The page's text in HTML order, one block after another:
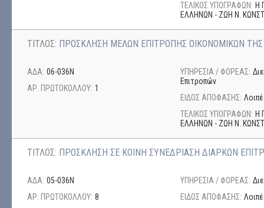
ΤΕΛΙΚΟΣ ΥΠΟΓΡΑΦΩΝ: Η
ΕΛΛΗΝΩΝ - ΖΩΗ Ν.
ΤΙΤΛΟΣ: ΠΡΟΣΚΛΗΣΗ ΜΕΛΩΝ ΕΠΙΤΡΟΠΗΣ ΟΙΚΟΝΟΜΙΚΩΝ
ΑΔΑ: 06-036Ν
ΑΡ. ΠΡΩΤΟΚΟΛΛΟΥ: 1
ΥΠΗΡΕΣΙΑ / ΦΟΡΕΑΣ:
Επιτροπών
ΕΙΔΟΣ ΑΠΟΦΑΣΗΣ:
ΤΕΛΙΚΟΣ ΥΠΟΓΡΑΦΩΝ: Η
ΕΛΛΗΝΩΝ - ΖΩΗ Ν.
ΤΙΤΛΟΣ: ΠΡΟΣΚΛΗΣΗ ΣΕ ΚΟΙΝΗ ΣΥΝΕΔΡΙΑΣΗ ΔΙΑΡΚΩΝ
ΑΔΑ: 05-036Ν
ΑΡ. ΠΡΩΤΟΚΟΛΛΟΥ: 8
ΥΠΗΡΕΣΙΑ / ΦΟΡΕΑΣ:
ΕΙΔΟΣ ΑΠΟΦΑΣΗΣ: